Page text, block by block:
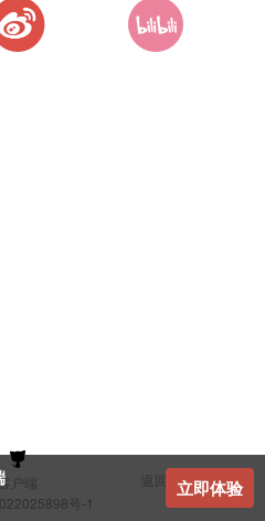
户端
返回顶部
号-1
立即体验